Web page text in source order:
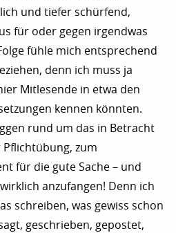
und tiefer schürfend,
für oder gegen irgendwas
fühle mich entsprechend
denn ich muss ja
Mitlesende in etwa den
kennen könnten.
rund um das in Betracht
Pflichtübung, zum
für die gute Sache – und
anzufangen! Denn ich
schreiben, was gewiss schon
geschrieben, gepostet,